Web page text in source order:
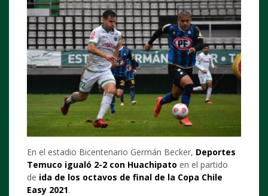
En el estadio Bicentenario Germán Becker, Deportes
Temuco igualó 2-2 con Huachipato en el partido
de ida de los octavos de final de la Copa Chile
Easy 2021.